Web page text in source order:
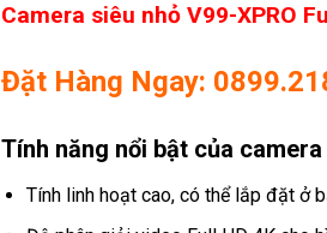
Camera siêu nhỏ V99-XPRO
Đặt Hàng Ngay:
Tính năng nổi bật của
Tính linh hoạt cao, có thể lắp đặt ở